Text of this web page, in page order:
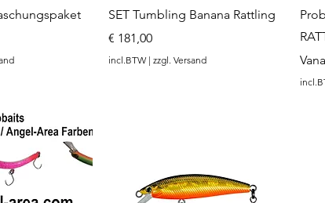
Snel overzicht
SET Tumbling Banana Rattling
Prijs
€ 181,00
incl.BTW | zzgl. Versand